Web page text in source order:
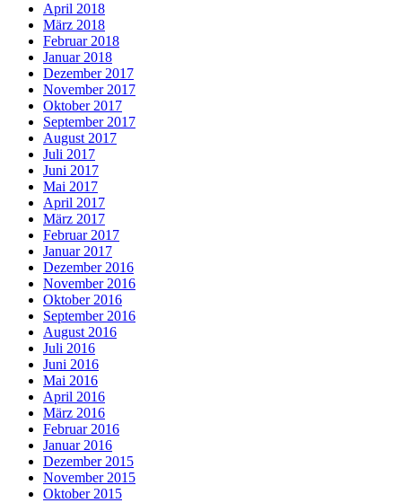
April 2018
März 2018
Februar 2018
Januar 2018
Dezember 2017
November 2017
Oktober 2017
September 2017
August 2017
Juli 2017
Juni 2017
Mai 2017
April 2017
März 2017
Februar 2017
Januar 2017
Dezember 2016
November 2016
Oktober 2016
September 2016
August 2016
Juli 2016
Juni 2016
Mai 2016
April 2016
März 2016
Februar 2016
Januar 2016
Dezember 2015
November 2015
Oktober 2015